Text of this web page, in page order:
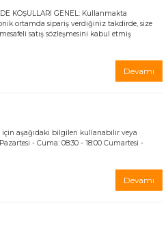
KOŞULLARI GENEL: Kullanmakta
ortamda sipariş verdiğiniz takdirde, size
satış sözleşmesini kabul etmiş
Devamı
aşağıdaki bilgileri kullanabilir veya
- Cuma: 08:30 - 18:00 Cumartesi -
Devamı